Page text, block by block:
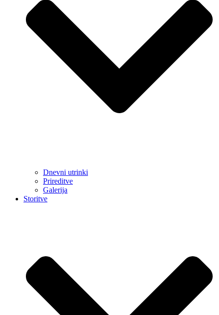
Dnevni utrinki
Prireditve
Galerija
Storitve